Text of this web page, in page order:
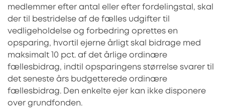
medlemmer efter antal eller efter fordelingstal, skal
der til bestridelse af de fælles udgifter til
vedligeholdelse og forbedring oprettes en
opsparing, hvortil ejerne årligt skal bidrage med
maksimalt 10 pct. af det årlige ordinære
fællesbidrag, indtil opsparingens størrelse svarer til
det seneste års budgetterede ordinære
fællesbidrag. Den enkelte ejer kan ikke disponere
over grundfonden.